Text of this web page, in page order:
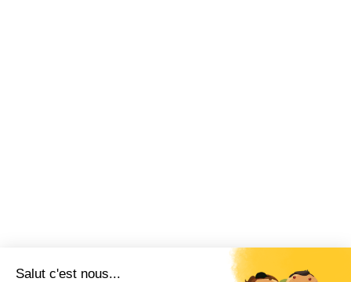
Salut c'est nous...